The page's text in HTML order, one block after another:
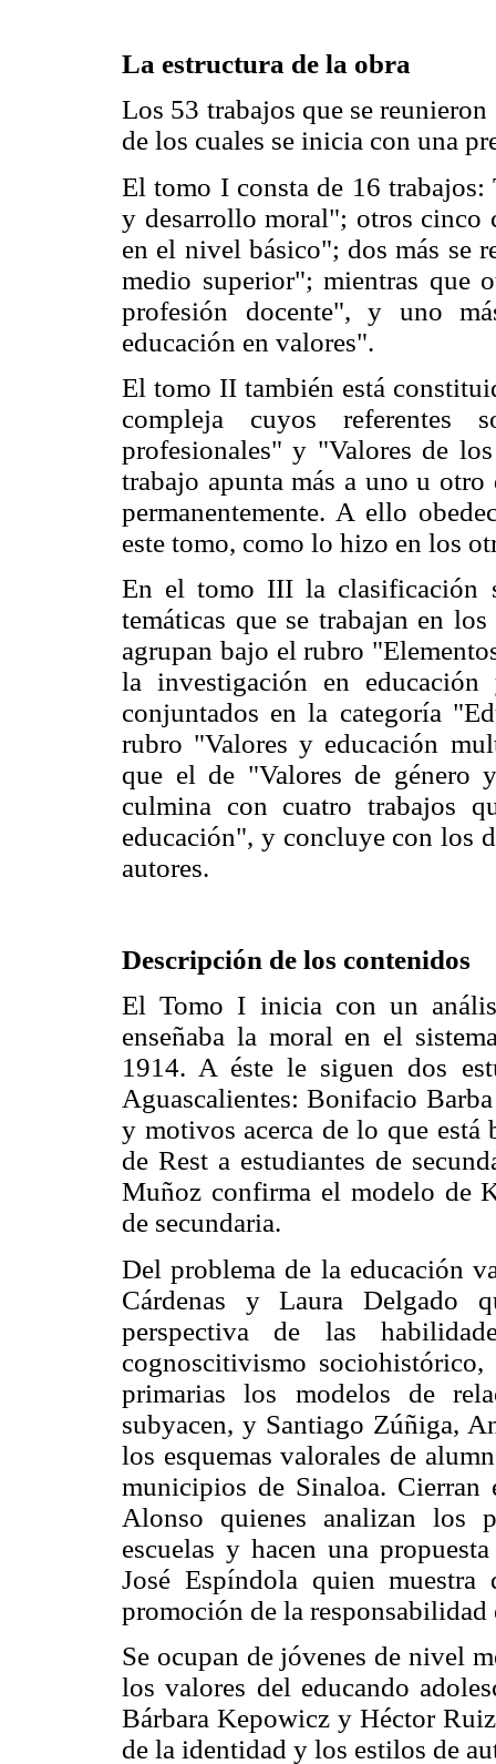
La estructura de la obra
Los 53 trabajos que se
de los cuales se inicia con una
El tomo I consta de 16 trabajos:
y desarrollo moral"; otros cinco
en el nivel básico"; dos más se
medio superior"; mientras que
profesión docente", y uno
educación en valores".
El tomo II también está
compleja cuyos referentes
profesionales" y "Valores de
trabajo apunta más a uno u
permanentemente. A ello
este tomo, como lo hizo en los
En el tomo III la clasificación
temáticas que se trabajan en
agrupan bajo el rubro
la investigación en
conjuntados en la categoría
rubro "Valores y educación
que el de "Valores de género
culmina con cuatro trabajos
educación", y concluye con los
autores.
Descripción de los contenidos
El Tomo I inicia con un
enseñaba la moral en el
1914. A éste le siguen dos
Aguascalientes: Bonifacio
y motivos acerca de lo que
de Rest a estudiantes de
Muñoz confirma el modelo de
de secundaria.
Del problema de la educación
Cárdenas y Laura Delgado
perspectiva de las
cognoscitivismo
primarias los modelos de
subyacen, y Santiago Zúñiga,
los esquemas valorales de
municipios de Sinaloa.
Alonso quienes analizan los
escuelas y hacen una
José Espíndola quien
promoción de la responsabilidad
Se ocupan de jóvenes de nivel
los valores del educando
Bárbara Kepowicz y Héctor
de la identidad y los estilos de